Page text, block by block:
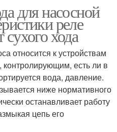
для насосной
реле
хода
относится к устройствам
контролирующим, есть ли в
вода, давление.
ниже нормативного
останавливает работу
цепь его